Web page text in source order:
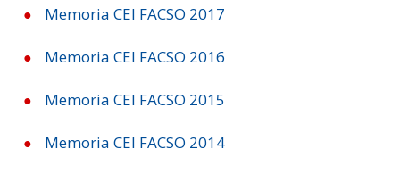
Memoria CEI FACSO 2017
Memoria CEI FACSO 2016
Memoria CEI FACSO 2015
Memoria CEI FACSO 2014